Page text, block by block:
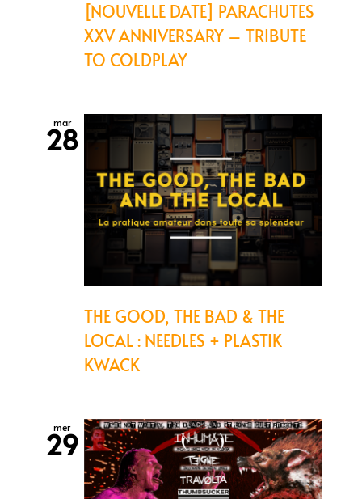
[NOUVELLE DATE] PARACHUTES
XXV ANNIVERSARY – TRIBUTE
TO COLDPLAY
mar
28
THE GOOD, THE BAD & THE
LOCAL : NEEDLES + PLASTIK
KWACK
mer
29